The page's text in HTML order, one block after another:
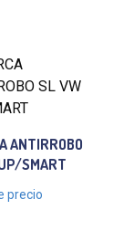
ANTIRROBO
SMART
precio